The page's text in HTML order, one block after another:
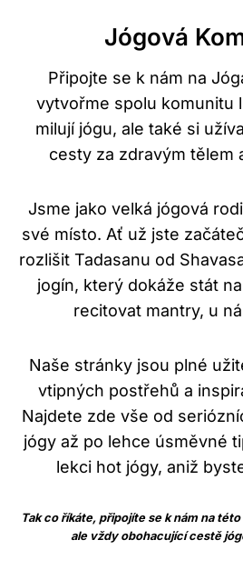
Jógová
Připojte se k nám na
vytvořme spolu komunitu
milují jógu, ale také si
cesty za zdravým tělem
Jsme jako velká jógová
své místo. Ať už jste
rozlišit Tadasanu od
jogín, který dokáže stát
recitovat mantry, u
Naše stránky jsou plné
vtipných postřehů a
Najdete zde vše od
jógy až po lehce úsměvné
lekci hot jógy, aniž
Tak co říkáte, připojíte se k nám na
ale vždy obohacující cestě